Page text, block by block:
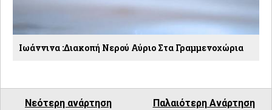
Ιωάννινα :Διακοπή Νερού Αύριο Στα Γραμμενοχώρια
Νεότερη ανάρτηση Παλαιότερη Ανάρτηση